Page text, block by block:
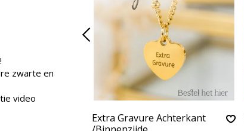
zwarte en
video
Extra Gravure Achterkant